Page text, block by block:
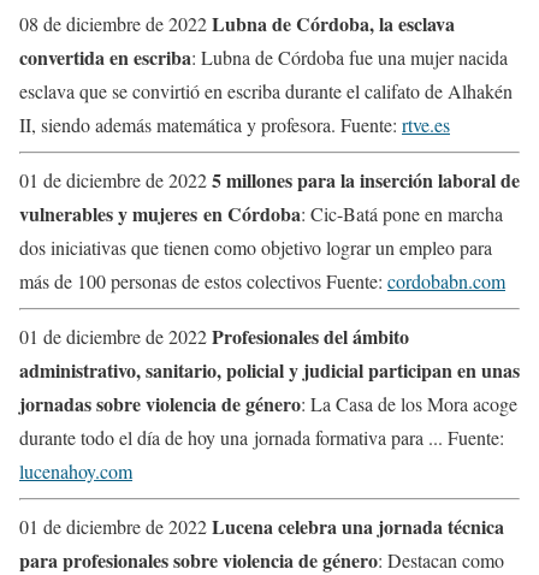
08 de diciembre de 2022Lubna de Córdoba, la esclava
convertida en escriba: Lubna de Córdoba fue una mujer nacida
esclava que se convirtió en escriba durante el califato de Alhakén
II, siendo además matemática y profesora. Fuente: rtve.es
01 de diciembre de 20225 millones para la inserción laboral de
vulnerables y mujeres en Córdoba: Cic-Batá pone en marcha
dos iniciativas que tienen como objetivo lograr un empleo para
más de 100 personas de estos colectivos Fuente: cordobabn.com
01 de diciembre de 2022Profesionales del ámbito
administrativo, sanitario, policial y judicial participan en unas
jornadas sobre violencia de género: La Casa de los Mora acoge
durante todo el día de hoy una jornada formativa para ... Fuente:
lucenahoy.com
01 de diciembre de 2022Lucena celebra una jornada técnica
para profesionales sobre violencia de género: Destacan como